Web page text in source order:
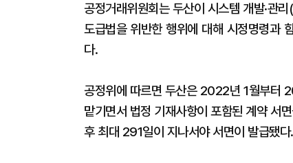
공정거래위원회는 두산이 시스템 개발·관
도급법을 위반한 행위에 대해 시정명령과
다.
공정위에 따르면 두산은 2022년 1월부터
맡기면서 법정 기재사항이 포함된 계약 서
후 최대 291일이 지나서야 서면이 발급됐